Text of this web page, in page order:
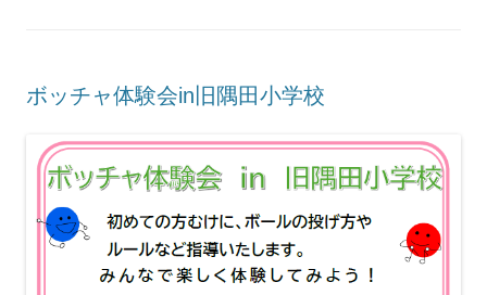
ボッチャ体験会in旧隅田小学校